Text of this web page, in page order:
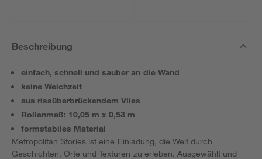
Beschreibung
einfach, schnell und sauber an die Wand
keine Weichzeit
aus rissüberbrückendem Vlies
Rollenmaß: 10,05 m x 0,53 m
formstabiles Material
Metropolitan Stories ist eine Einladung, die Welt durch
Geschichten, Orte und Texturen zu erleben. Ausgewählt und